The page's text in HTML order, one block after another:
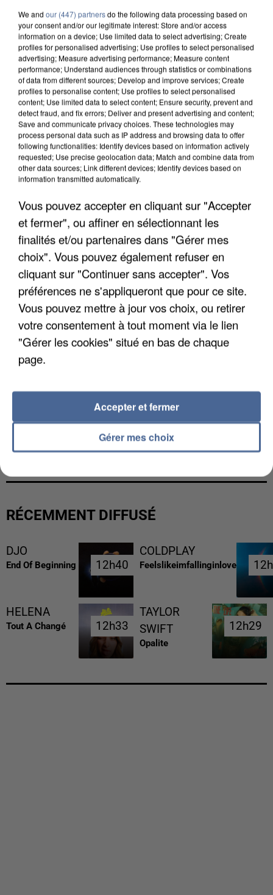
UN SECOND CADRE DE LA DZ MAFIA
INTERPELLÉ EN ALGÉRIE
UNE TOURISTE DE L’OISE EMPORTÉE PAR UNE
COULÉE DE BOUE EN HAUTE-SAVOIE
RÉCEMMENT DIFFUSÉ
DJO
End Of Beginning 12h40
12h40
COLDPLAY
Feelslikeimfallinginlove
HELENA
Tout A Changé 12h33
12h33
TAYLOR
SWIFT
Opalite
12h29
12h29
We and our (447) partnersdo the following data processing based on
your consent and/or our legitimate interest: Store and/or access
information on a device; Use limited data to select advertising; Create
profiles for personalised advertising; Use profiles to select personalised
advertising; Measure advertising performance; Measure content
performance; Understand audiences through statistics or combinations
of data from different sources; Develop and improve services; Create
profiles to personalise content; Use profiles to select personalised
content; Use limited data to select content; Ensure security, prevent and
detect fraud, and fix errors; Deliver and present advertising and content;
Save and communicate privacy choices. These technologies may
process personal data such as IP address and browsing data to offer
following functionalities: Identify devices based on information actively
requested; Use precise geolocation data; Match and combine data from
other data sources; Link different devices; Identify devices based on
information transmitted automatically.
Vous pouvez accepter en cliquant sur "Accepter
et fermer", ou affiner en sélectionnant les
finalités et/ou partenaires dans "Gérer mes
choix". Vous pouvez également refuser en
cliquant sur "Continuer sans accepter". Vos
préférences ne s'appliqueront que pour ce site.
Vous pouvez mettre à jour vos choix, ou retirer
votre consentement à tout moment via le lien
"Gérer les cookies" situé en bas de chaque
page.
Gérer mes choix
Accepter et fermer